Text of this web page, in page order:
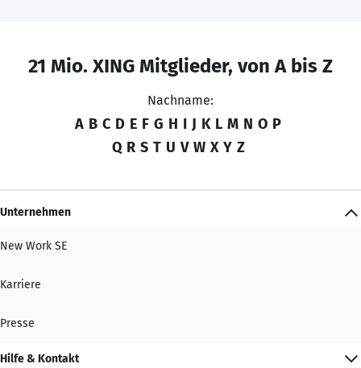
21 Mio. XING Mitglieder, von A bis Z
Nachname:
A B C D E F G H I J K L M N O P
Q R S T U V W X Y Z
Unternehmen
New Work SE
Karriere
Presse
Hilfe & Kontakt